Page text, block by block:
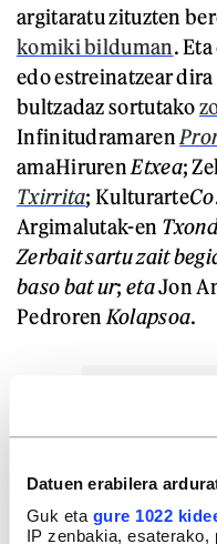
Datuen erabilera
Guk eta gure 1022
IP zenbakia,
argitaratu zituzten
komiki bilduman.
edo estreinatzear
bultzadaz sortutako
Infinitudramaren
amaHiruren Etxea;
Txirrita; KulturarteCo
Argimalutak-en
Zerbait sartu zait
baso bat ur; etaJon
Pedroren Kolapsoa.